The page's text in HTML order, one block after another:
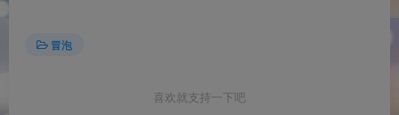
冒泡
喜欢就支持一下吧